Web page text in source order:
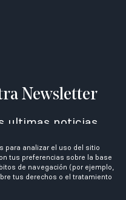
para analizar el uso del sitio
tus preferencias sobre la base
de navegación (por ejemplo,
tus derechos o el tratamiento
Newsletter
ultimas noticias